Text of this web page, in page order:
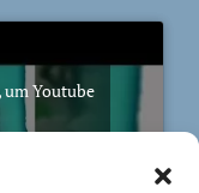
um Youtube